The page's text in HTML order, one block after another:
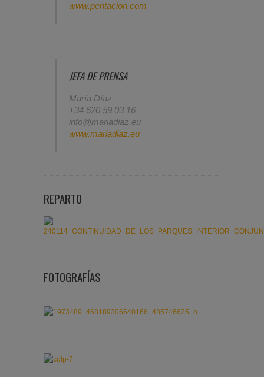
www.pentacion.com
JEFA DE PRENSA
María Díaz
+34 620 59 03 16
info@mariadiaz.eu
www.mariadiaz.eu
REPARTO
FOTOGRAFÍAS